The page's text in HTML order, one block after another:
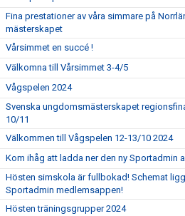
Fina prestationer av våra simmare på
mästerskapet
Vårsimmet en succé !
Välkomna till Vårsimmet 3-4/5
Vågspelen 2024
Svenska ungdomsmästerskapet
10/11
Välkommen till Vågspelen 12-13/10 2024
Kom ihåg att ladda ner den ny Sportadmin
Hösten simskola är fullbokad! Schemat
Sportadmin medlemsappen!
Hösten träningsgrupper 2024